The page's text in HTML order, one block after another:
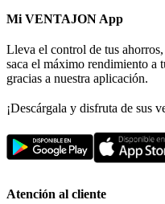
Mi VENTAJON App
Lleva el control de tus
saca el máximo rendimiento a
gracias a nuestra aplicación.
¡Descárgala y disfruta de sus
Atención al cliente